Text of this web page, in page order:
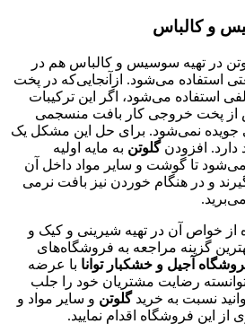
و کالباس
در تهیه سوسیس و کالباس هم در
استفاده می‌شود. ازآنجایی‌که در پخت
استفاده می‌شود، اگر این ترکیبات
از پخت خروجی کار بافت منسجمی
جویده نمی‌شود. برای حل این مشکل یک
دارد. افزودنگلوتن به مایه اولیه
تا گوشت و سایر مواد داخل آن
و در هنگام خوردن نیز بافت نرمی
از خواص آن در تهیه شیرینی و کیک و
گزینه مراجعه به فروشگاه‌های
آجیل و خشکبار توانا با عرضه
رضایت مشتریان خود را جلب
نسبت به خریدگلوتن و سایر مواد و
این فروشگاه اقدام نمایید.